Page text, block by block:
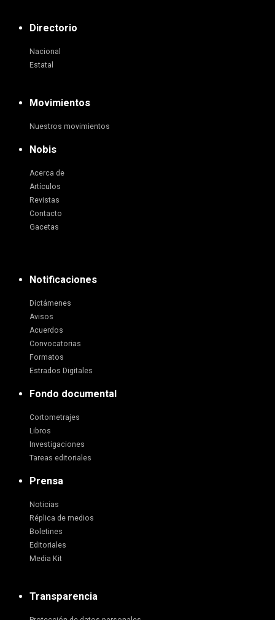
Directorio
Nacional
Estatal
Movimientos
Nuestros movimientos
Nobis
Acerca de
Artículos
Revistas
Contacto
Gacetas
Notificaciones
Dictámenes
Avisos
Acuerdos
Convocatorias
Formatos
Estrados Digitales
Fondo documental
Cortometrajes
Libros
Investigaciones
Tareas editoriales
Prensa
Noticias
Réplica de medios
Boletines
Editoriales
Media Kit
Transparencia